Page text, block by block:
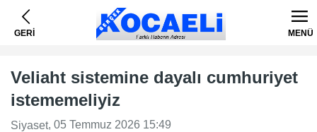
GERİ MENÜ
Veliaht sistemine dayalı cumhuriyet
istememeliyiz
Siyaset, 05 Temmuz 2026 15:49